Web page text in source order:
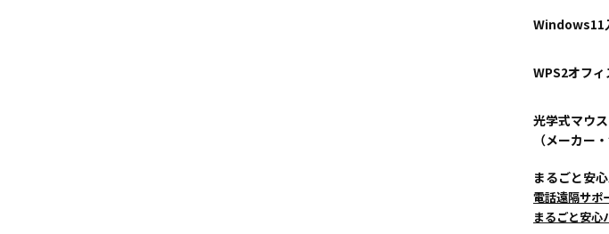
Windows11
WPS2オフ
光学式マウス
（メーカー
まるごと安
電話遠隔サポ
まるごと安心